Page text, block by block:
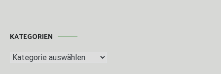
KATEGORIEN
Kategorien